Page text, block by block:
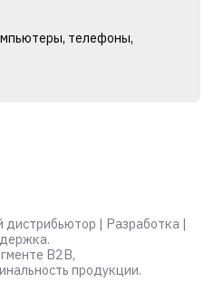
телефоны,
дистрибьютор | Разработка |
B2B,
продукции.